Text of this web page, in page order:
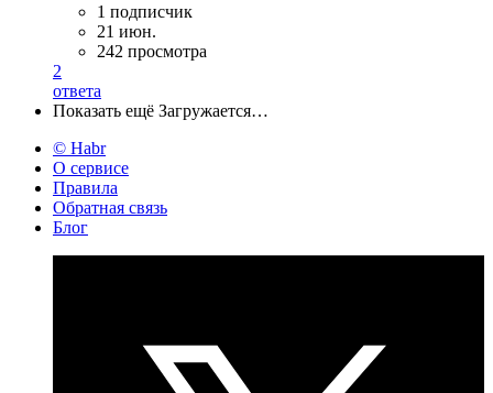
1 подписчик
21 июн.
242 просмотра
2
ответа
Показать ещё Загружается…
© Habr
О сервисе
Правила
Обратная связь
Блог